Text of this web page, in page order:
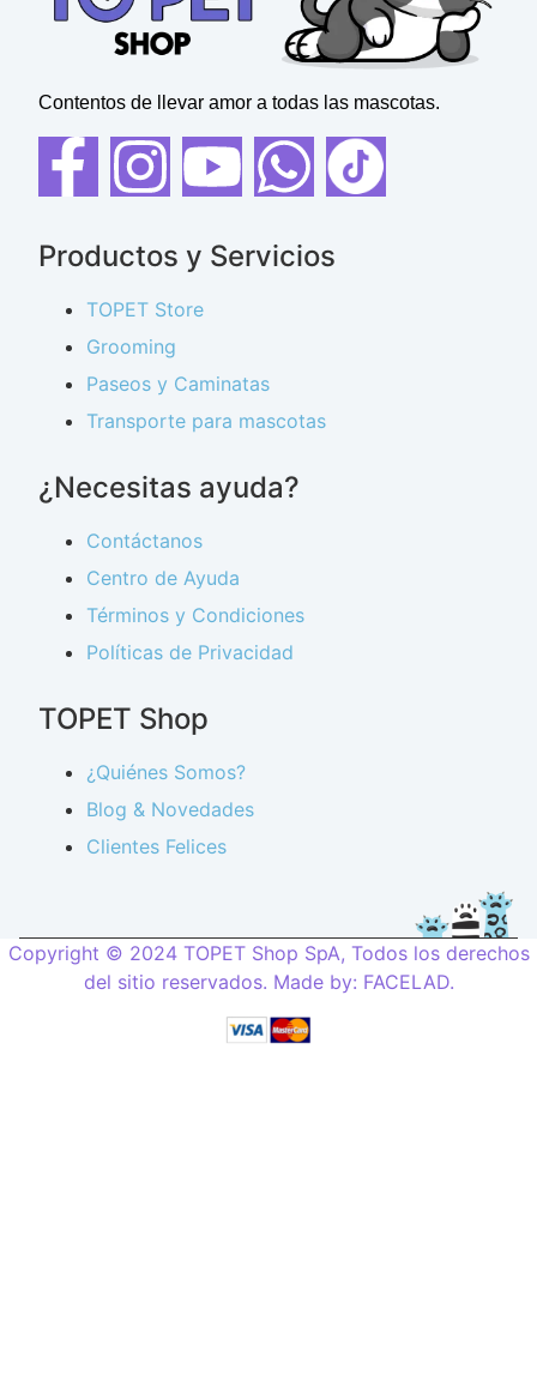
Contentos de llevar amor a todas las mascotas.
Productos y Servicios
TOPET Store
Grooming
Paseos y Caminatas
Transporte para mascotas
¿Necesitas ayuda?
Contáctanos
Centro de Ayuda
Términos y Condiciones
Políticas de Privacidad
TOPET Shop
¿Quiénes Somos?
Blog & Novedades
Clientes Felices
Copyright © 2024 TOPET Shop SpA, Todos los derechos
del sitio reservados. Made by: FACELAD.